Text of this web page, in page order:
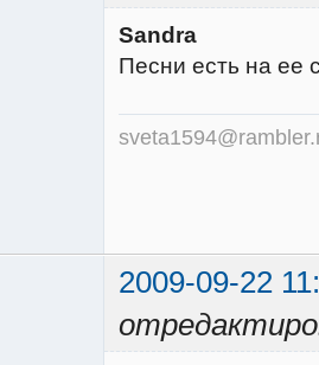
Sandra
Песни есть на ее
2009-09-22